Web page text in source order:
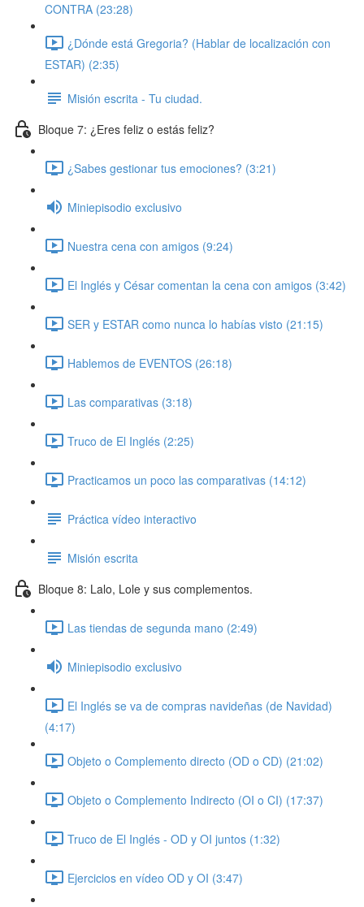
CONTRA (23:28)
¿Dónde está Gregoria? (Hablar de localización con
ESTAR) (2:35)
Misión escrita - Tu ciudad.
Bloque 7: ¿Eres feliz o estás feliz?
¿Sabes gestionar tus emociones? (3:21)
Miniepisodio exclusivo
Nuestra cena con amigos (9:24)
El Inglés y César comentan la cena con amigos (3:42)
SER y ESTAR como nunca lo habías visto (21:15)
Hablemos de EVENTOS (26:18)
Las comparativas (3:18)
Truco de El Inglés (2:25)
Practicamos un poco las comparativas (14:12)
Práctica vídeo interactivo
Misión escrita
Bloque 8: Lalo, Lole y sus complementos.
Las tiendas de segunda mano (2:49)
Miniepisodio exclusivo
El Inglés se va de compras navideñas (de Navidad)
(4:17)
Objeto o Complemento directo (OD o CD) (21:02)
Objeto o Complemento Indirecto (OI o CI) (17:37)
Truco de El Inglés - OD y OI juntos (1:32)
Ejercicios en vídeo OD y OI (3:47)